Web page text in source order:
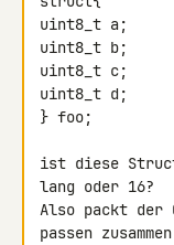
uint8_t a;
uint8_t b;
uint8_t c;
uint8_t d;
} foo;
ist diese
lang oder 16?
Also packt der
passen